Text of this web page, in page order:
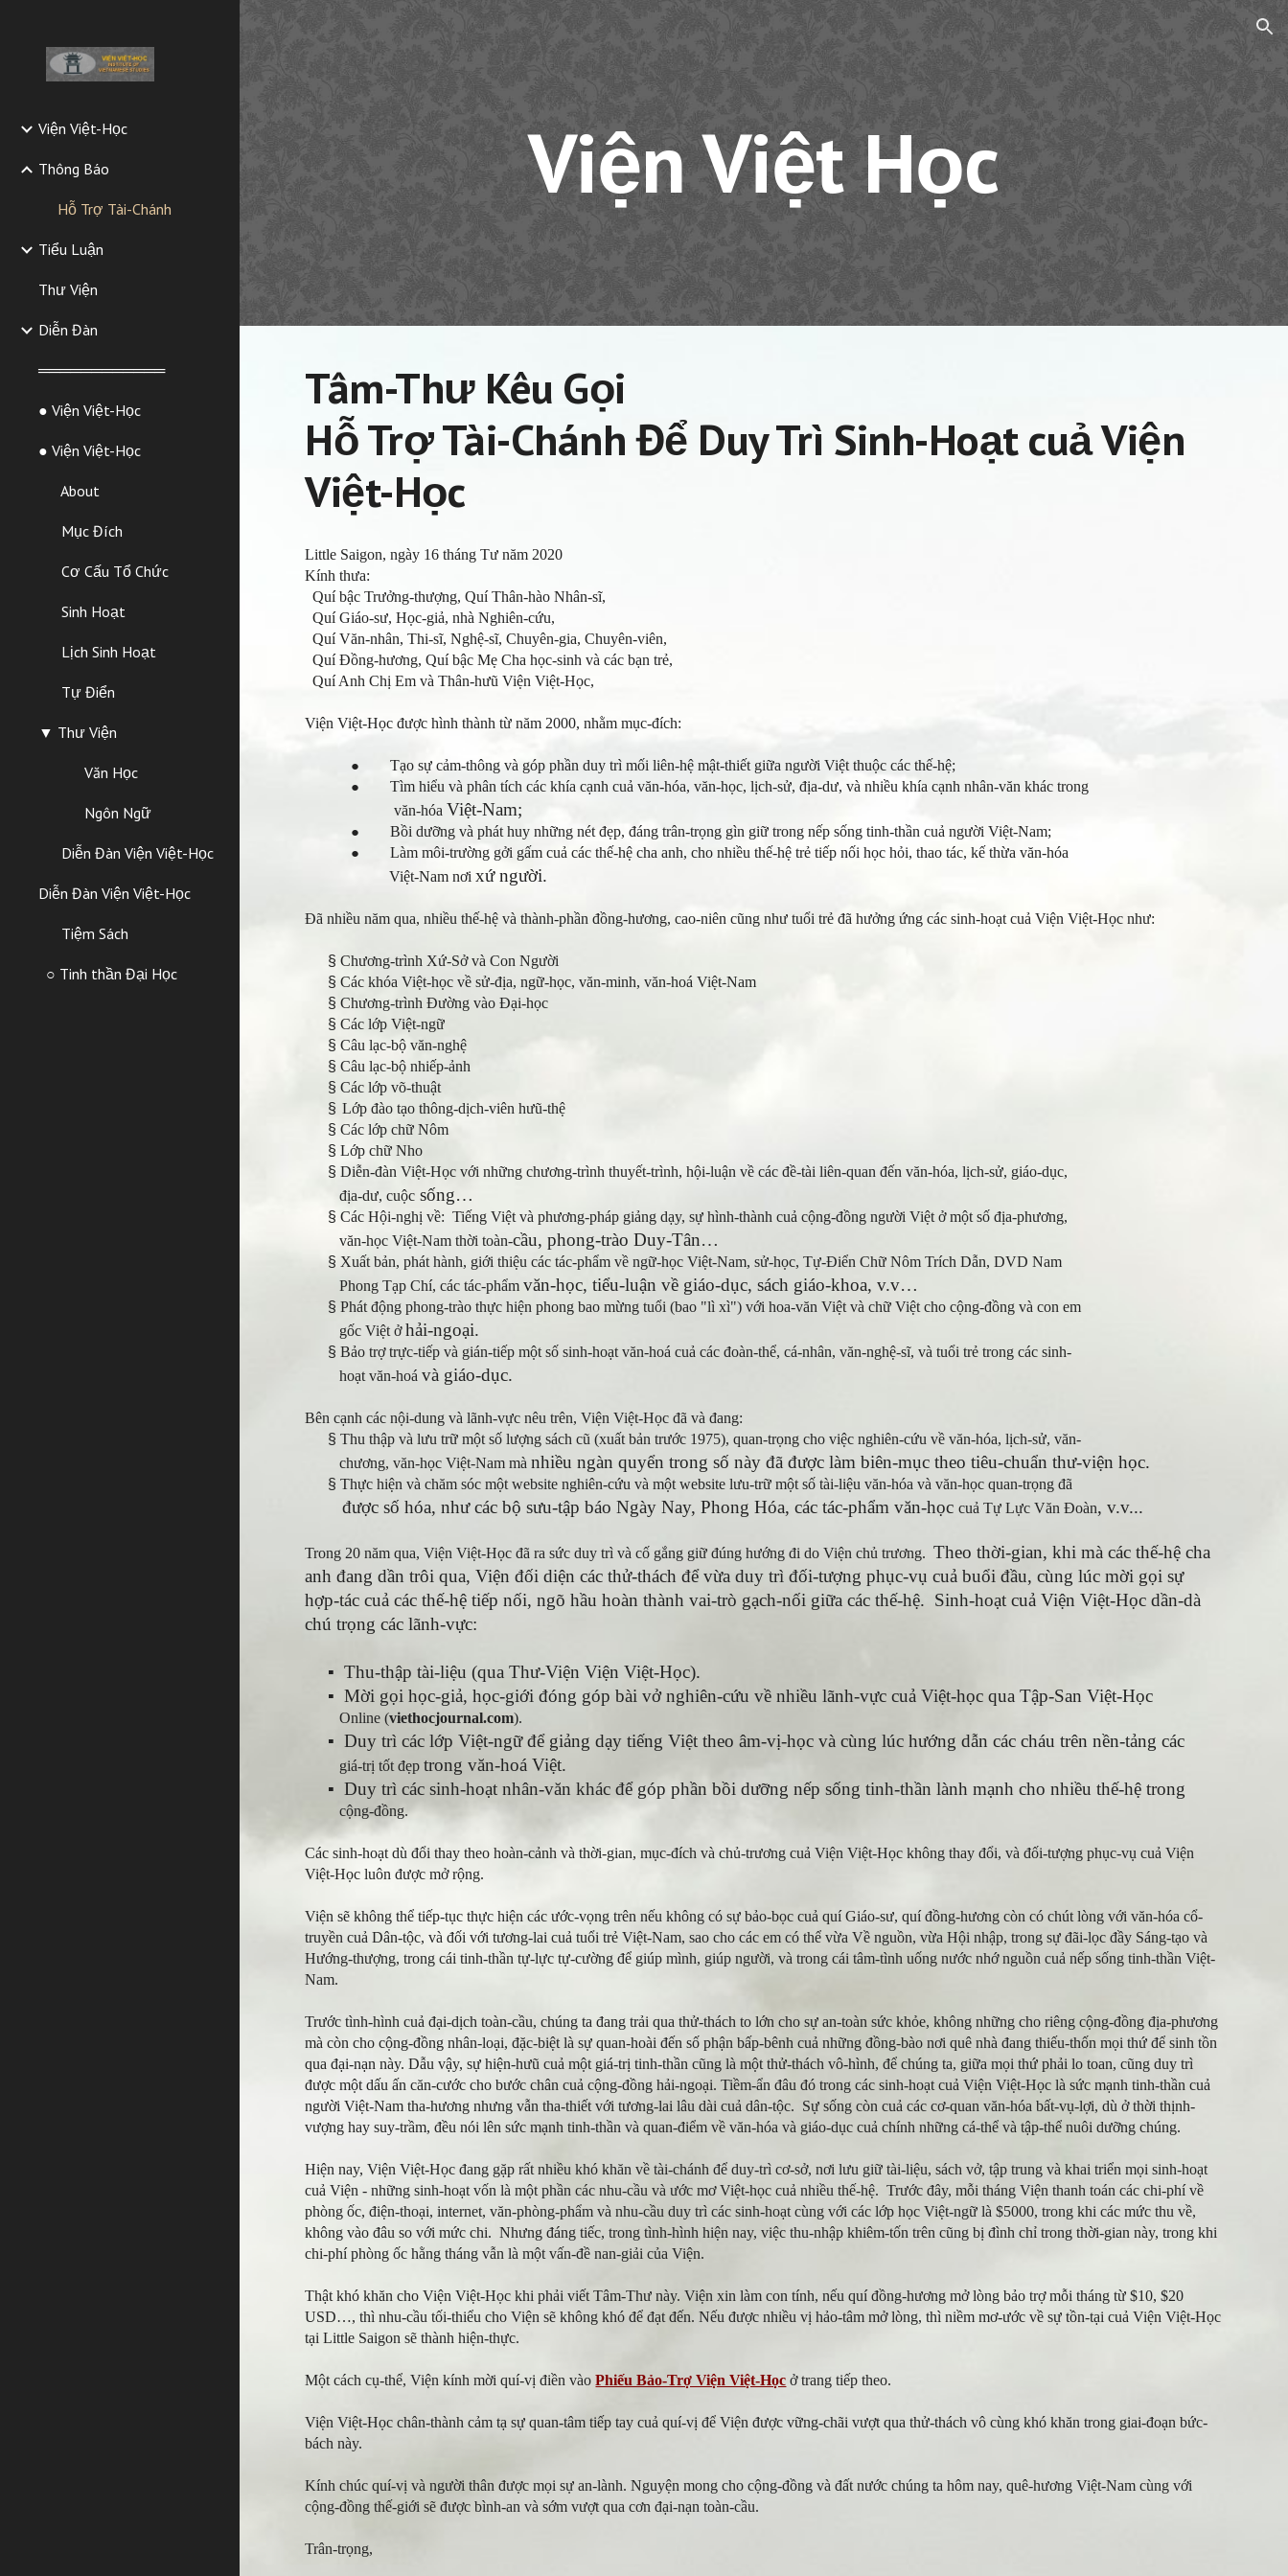
Skip to main content
Viện Việt-Học
Thông Báo
Hỗ Trợ Tài-Chánh
Tiểu Luận
Thư Viện
Diễn Đàn
════════════
● Viện Việt-Học
● Viện Việt-Học
About
Mục Đích
Cơ Cấu Tổ Chức
Sinh Hoạt
Lịch Sinh Hoạt
Tự Điển
▼ Thư Viện
Văn Học
Ngôn Ngữ
Diễn Đàn Viện Việt-Học
Diễn Đàn Viện Việt-Học
Tiệm Sách
○ Tinh thần Đại Học
Viện Việt Học
Tâm-Thư Kêu Gọi
Hỗ Trợ Tài-Chánh Để Duy Trì Sinh-Hoạt cuả Viện
Việt-Học
Little Saigon, ngày 16 tháng Tư năm 2020
Kính thưa:
Quí bậc Trưởng-thượng, Quí Thân-hào Nhân-sĩ,
Quí Giáo-sư, Học-giả, nhà Nghiên-cứu,
Quí Văn-nhân, Thi-sĩ, Nghệ-sĩ, Chuyên-gia, Chuyên-viên,
Quí Đồng-hương, Quí bậc Mẹ Cha học-sinh và các bạn trẻ,
Quí Anh Chị Em và Thân-hưũ Viện Việt-Học,
Viện Việt-Học được hình thành từ năm 2000, nhằm mục-đích:
● Tạo sự cảm-thông và góp phần duy trì mối liên-hệ mật-thiết giữa người Việt thuộc các thế-hệ;
●
Tìm hiểu và phân tích các khía cạnh cuả văn-hóa, văn-học, lịch-sử, địa-dư, và nhiều khía cạnh nhân-văn khác trong
văn-hóa Việt-Nam;
● Bồi dưỡng và phát huy những nét đẹp, đáng trân-trọng gìn giữ trong nếp sống tinh-thần cuả người Việt-Nam;
●
Làm môi-trường gởi gấm cuả các thế-hệ cha anh, cho nhiều thế-hệ trẻ tiếp nối học hỏi, thao tác, kế thừa văn-hóa
Việt-Nam nơixứ người.
Đã nhiều năm qua, nhiều thế-hệ và thành-phần đồng-hương, cao-niên cũng như tuổi trẻ đã hưởng ứng các sinh-hoạt cuả Viện Việt-Học như:
§ Chương-trình Xứ-Sở và Con Người
§ Các khóa Việt-học về sử-địa, ngữ-học, văn-minh, văn-hoá Việt-Nam
§ Chương-trình Đường vào Đại-học
§ Các lớp Việt-ngữ
§ Câu lạc-bộ văn-nghệ
§ Câu lạc-bộ nhiếp-ảnh
§ Các lớp võ-thuật
§ Lớp đào tạo thông-dịch-viên hưũ-thệ
§ Các lớp chữ Nôm
§ Lớp chữ Nho
§ Diễn-đàn Việt-Học với những chương-trình thuyết-trình, hội-luận về các đề-tài liên-quan đến văn-hóa, lịch-sử, giáo-dục,
địa-dư, cuộc sống…
§ Các Hội-nghị về: Tiếng Việt và phương-pháp giảng dạy, sự hình-thành cuả cộng-đồng người Việt ở một số địa-phương,
văn-học Việt-Nam thời toàn-cầu, phong-trào Duy-Tân…
§ Xuất bản, phát hành, giới thiệu các tác-phẩm về ngữ-học Việt-Nam, sử-học, Tự-Điển Chữ Nôm Trích Dẫn, DVD Nam
Phong Tạp Chí, các tác-phẩmvăn-học, tiểu-luận về giáo-dục, sách giáo-khoa, v.v…
§ Phát động phong-trào thực hiện phong bao mừng tuổi (bao "lì xì") với hoa-văn Việt và chữ Việt cho cộng-đồng và con em
gốc Việt ở hải-ngoại.
§ Bảo trợ trực-tiếp và gián-tiếp một số sinh-hoạt văn-hoá cuả các đoàn-thể, cá-nhân, văn-nghệ-sĩ, và tuổi trẻ trong các sinh-
hoạt văn-hoávà giáo-dục.
Bên cạnh các nội-dung và lãnh-vực nêu trên, Viện Việt-Học đã và đang:
§ Thu thập và lưu trữ một số lượng sách cũ (xuất bản trước 1975), quan-trọng cho việc nghiên-cứu về văn-hóa, lịch-sử, văn-
chương, văn-học Việt-Nam mànhiều ngàn quyển trong số này đã được làm biên-mục theo tiêu-chuẩn thư-viện học.
§ Thực hiện và chăm sóc một website nghiên-cứu và một website lưu-trữ một số tài-liệu văn-hóa và văn-học quan-trọng đã
được số hóa, như các bộ sưu-tập báo Ngày Nay, Phong Hóa, các tác-phẩm văn-họccuả Tự Lực Văn Đoàn, v.v...
Trong 20 năm qua, Viện Việt-Học đã ra sức duy trì và cố gắng giữ đúng hướng đi do Viện chủ trương.Theo thời-gian, khi mà các thế-hệ cha
anh đang dần trôi qua, Viện đối diện các thử-thách để vừa duy trì đối-tượng phục-vụ cuả buổi đầu, cùng lúc mời gọi sự
hợp-tác cuả các thế-hệ tiếp nối, ngõ hầu hoàn thành vai-trò gạch-nối giữa các thế-hệ. Sinh-hoạt cuả Viện Việt-Học dần-dà
chú trọng các lãnh-vực:
▪Thu-thập tài-liệu (qua Thư-Viện Viện Việt-Học).
▪Mời gọi học-giả, học-giới đóng góp bài vở nghiên-cứu về nhiều lãnh-vực cuả Việt-học qua Tập-San Việt-Học
Online (viethocjournal.com).
▪Duy trì các lớp Việt-ngữ để giảng dạy tiếng Việt theo âm-vị-học và cùng lúc hướng dẫn các cháu trên nền-tảng các
giá-trị tốt đẹptrong văn-hoá Việt.
▪Duy trì các sinh-hoạt nhân-văn khác để góp phần bồi dưỡng nếp sống tinh-thần lành mạnh cho nhiều thế-hệ trong
cộng-đồng.
Các sinh-hoạt dù đổi thay theo hoàn-cảnh và thời-gian, mục-đích và chủ-trương cuả Viện Việt-Học không thay đổi, và đối-tượng phục-vụ cuả Viện
Việt-Học luôn được mở rộng.
Viện sẽ không thể tiếp-tục thực hiện các ước-vọng trên nếu không có sự bảo-bọc cuả quí Giáo-sư, quí đồng-hương còn có chút lòng với văn-hóa cổ-
truyền cuả Dân-tộc, và đối với tương-lai cuả tuổi trẻ Việt-Nam, sao cho các em có thể vừa Về nguồn, vừa Hội nhập, trong sự đãi-lọc đầy Sáng-tạo và
Hướng-thượng, trong cái tinh-thần tự-lực tự-cường để giúp mình, giúp người, và trong cái tâm-tình uống nước nhớ nguồn cuả nếp sống tinh-thần Việt-
Nam.
Trước tình-hình cuả đại-dịch toàn-cầu, chúng ta đang trải qua thử-thách to lớn cho sự an-toàn sức khỏe, không những cho riêng cộng-đồng địa-phương
mà còn cho cộng-đồng nhân-loại, đặc-biệt là sự quan-hoài đến số phận bấp-bênh cuả những đồng-bào nơi quê nhà đang thiếu-thốn mọi thứ để sinh tồn
qua đại-nạn này. Dẫu vậy, sự hiện-hưũ cuả một giá-trị tinh-thần cũng là một thử-thách vô-hình, để chúng ta, giữa mọi thứ phải lo toan, cũng duy trì
được một dấu ấn căn-cước cho bước chân cuả cộng-đồng hải-ngoại. Tiềm-ẩn đâu đó trong các sinh-hoạt cuả Viện Việt-Học là sức mạnh tinh-thần cuả
người Việt-Nam tha-hương nhưng vẫn tha-thiết với tương-lai lâu dài cuả dân-tộc. Sự sống còn cuả các cơ-quan văn-hóa bất-vụ-lợi, dù ở thời thịnh-
vượng hay suy-trầm, đều nói lên sức mạnh tinh-thần và quan-điểm về văn-hóa và giáo-dục cuả chính những cá-thể và tập-thể nuôi dưỡng chúng.
Hiện nay, Viện Việt-Học đang gặp rất nhiều khó khăn về tài-chánh để duy-trì cơ-sở, nơi lưu giữ tài-liệu, sách vở, tập trung và khai triển mọi sinh-hoạt
cuả Viện - những sinh-hoạt vốn là một phần các nhu-cầu và ước mơ Việt-học cuả nhiều thế-hệ. Trước đây, mỗi tháng Viện thanh toán các chi-phí về
phòng ốc, điện-thoại, internet, văn-phòng-phẩm và nhu-cầu duy trì các sinh-hoạt cùng với các lớp học Việt-ngữ là $5000, trong khi các mức thu về,
không vào đâu so với mức chi. Nhưng đáng tiếc, trong tình-hình hiện nay, việc thu-nhập khiêm-tốn trên cũng bị đình chỉ trong thời-gian này, trong khi
chi-phí phòng ốc hằng tháng vẫn là một vấn-đề nan-giải của Viện.
Thật khó khăn cho Viện Việt-Học khi phải viết Tâm-Thư này. Viện xin làm con tính, nếu quí đồng-hương mở lòng bảo trợ mỗi tháng từ $10, $20
USD…, thì nhu-cầu tối-thiểu cho Viện sẽ không khó để đạt đến. Nếu được nhiều vị hảo-tâm mở lòng, thì niềm mơ-ước về sự tồn-tại cuả Viện Việt-Học
tại Little Saigon sẽ thành hiện-thực.
Một cách cụ-thể, Viện kính mời quí-vị điền vàoPhiếu Bảo-Trợ Viện Việt-Học ở trang tiếp theo.
Viện Việt-Học chân-thành cảm tạ sự quan-tâm tiếp tay cuả quí-vị để Viện được vững-chãi vượt qua thử-thách vô cùng khó khăn trong giai-đoạn bức-
bách này.
Kính chúc quí-vị và người thân được mọi sự an-lành. Nguyện mong cho cộng-đồng và đất nước chúng ta hôm nay, quê-hương Việt-Nam cùng với
cộng-đồng thế-giới sẽ được bình-an và sớm vượt qua cơn đại-nạn toàn-cầu.
Trân-trọng,